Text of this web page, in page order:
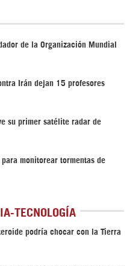
de la Organización Mundial
Irán dejan 15 profesores
su primer satélite radar de
para monitorear tormentas de
TECNOLOGÍA
podría chocar con la Tierra